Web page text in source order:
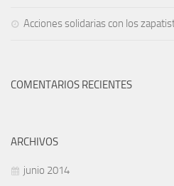
Acciones solidarias con los
COMENTARIOS RECIENTES
ARCHIVOS
junio 2014